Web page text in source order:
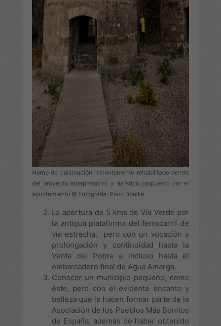
Horno de calcinación recientemente rehabilitado dentro
del proyecto interpretativo y turístico propuesto por el
ayuntamiento © Fotografía: Paco Bonilla
La apertura de 5 kms de Vía Verde por
la antigua plataforma del ferrocarril de
vía estrecha, pero con un vocación y
prolongación y continuidad hasta la
Venta del Pobre e incluso hasta el
embarcadero final de Agua Amarga.
Conocer un municipio pequeño, como
éste, pero con el evidente encanto y
belleza que le hacen formar parte de la
Asociación de los Pueblos Más Bonitos
de España, además de haber obtenido